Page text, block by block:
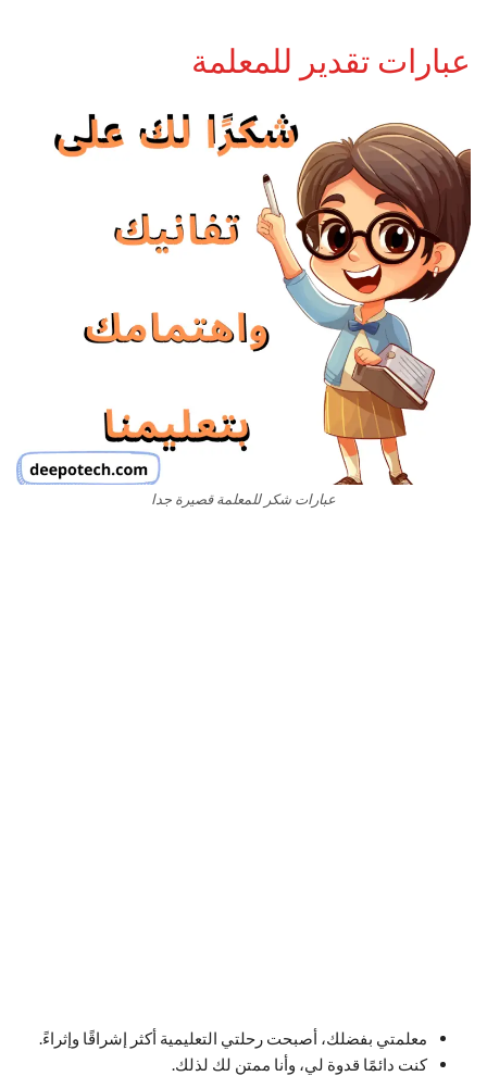
عبارات تقدير للمعلمة
عبارات شكر للمعلمة قصيرة جدا
معلمتي بفضلك، أصبحت رحلتي التعليمية أكثر إشراقًا وإثراءً.
كنت دائمًا قدوة لي، وأنا ممتن لك لذلك.